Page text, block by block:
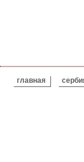
ВЫ ЗДЕСЬ
главная